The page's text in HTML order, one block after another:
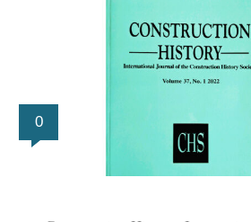
0